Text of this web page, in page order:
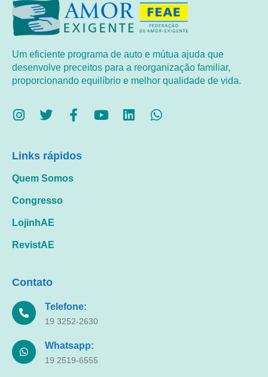
Um eficiente programa de auto e mútua ajuda que
desenvolve preceitos para a reorganização familiar,
proporcionando equilíbrio e melhor qualidade de vida.
Links rápidos
Quem Somos
Congresso
LojinhAE
RevistAE
Contato
Telefone:
19 3252-2630
Whatsapp:
19 2519-6555